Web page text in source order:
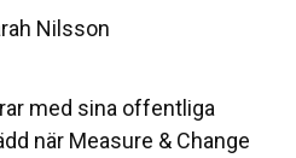
Nilsson
med sina offentliga
när Measure & Change